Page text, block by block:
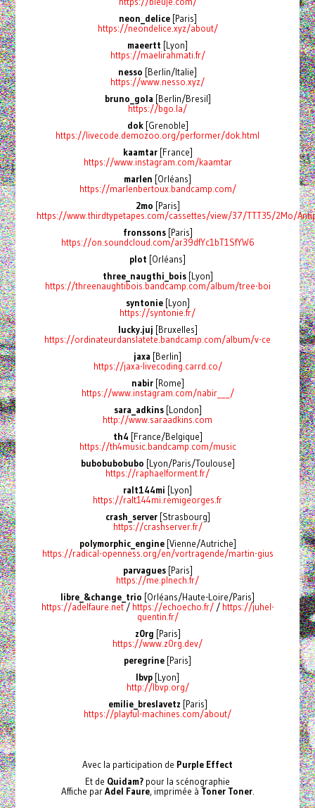
neon_delice[Paris]
https://neondelice.xyz/about/
maeertt [Lyon]
https://maelirahmati.fr/
nesso [Berlin/Italie]
https://www.nesso.xyz/
bruno_gola [Berlin/Bresil]
https://bgo.la/
dok[Grenoble]
https://livecode.demozoo.org/performer/dok.html
kaamtar[France]
https://www.instagram.com/kaamtar
marlen [Orléans]
https://marlenbertoux.bandcamp.com/
2mo [Paris]
https://www.thirdtypetapes.com/cassettes/view/37/TTT35/2Mo/
fronssons[Paris]
https://on.soundcloud.com/ar39dfYc1bT1SfYW6
plot [Orléans]
three_naugthi_bois[Lyon]
https://threenaughtibois.bandcamp.com/album/tree-boi
syntonie[Lyon]
https://syntonie.fr/
lucky.juj [Bruxelles]
https://ordinateurdanslatete.bandcamp.com/album/v-ce
jaxa [Berlin]
https://jaxa-livecoding.carrd.co/
nabir[Rome]
https://www.instagram.com/nabir___/
sara_adkins[London]
http://www.saraadkins.com
th4 [France/Belgique]
https://th4music.bandcamp.com/music
bubobubobubo [Lyon/Paris/Toulouse]
https://raphaelforment.fr/
ralt144mi [Lyon]
https://ralt144mi.remigeorges.fr
crash_server[Strasbourg]
https://crashserver.fr/
polymorphic_engine[Vienne/Autriche]
https://radical-openness.org/en/vortragende/martin-gius
parvagues[Paris]
https://me.plnech.fr/
libre_&change_trio [Orléans/Haute-Loire/Paris]
https://adelfaure.net/ https://echoecho.fr// https://juhel-
quentin.fr/
z0rg [Paris]
https://www.z0rg.dev/
peregrine [Paris]
lbvp [Lyon]
http://lbvp.org/
emilie_breslavetz [Paris]
https://playful-machines.com/about/
Avec la participation de Purple Effect
Et de Quidam? pour la scénographie
Affiche parAdel Faure, imprimée à Toner Toner.